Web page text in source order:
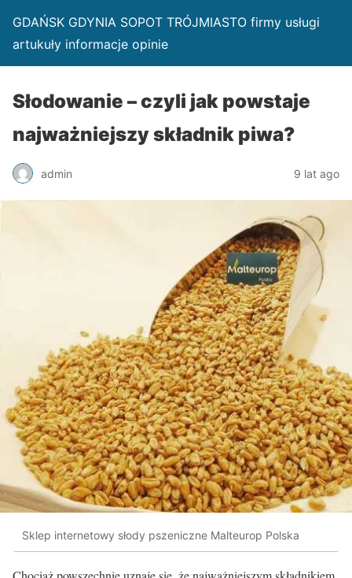
GDAŃSK GDYNIA SOPOT TRÓJMIASTO firmy usługi
artukuły informacje opinie
Słodowanie – czyli jak powstaje
najważniejszy składnik piwa?
admin 9 lat ago
Sklep internetowy słody pszeniczne Malteurop Polska